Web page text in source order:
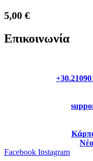
5,00 €
Επικοινωνία
Facebook Instagram